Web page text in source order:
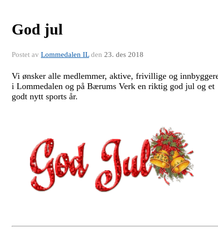
God jul
Postet av Lommedalen ILden 23. des 2018
Vi ønsker alle medlemmer, aktive, frivillige og
i Lommedalen og på Bærums Verk en riktig god jul og et
godt nytt sports år.